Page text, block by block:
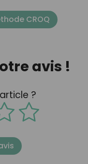
CROQ
avis !
?